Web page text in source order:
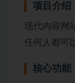
项目介绍
现代内容网
任何人都可
核心功能